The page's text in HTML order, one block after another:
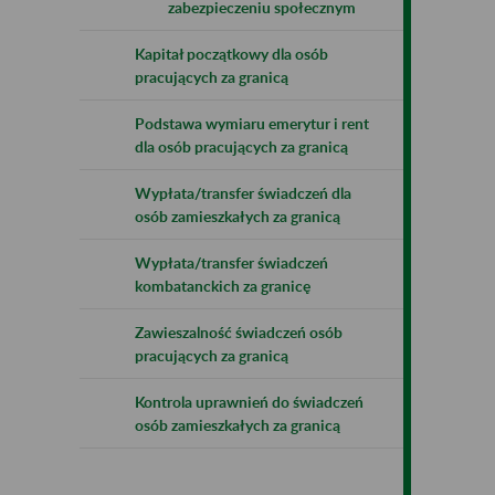
zabezpieczeniu społecznym
Kapitał początkowy dla osób
pracujących za granicą
Podstawa wymiaru emerytur i rent
dla osób pracujących za granicą
Wypłata/transfer świadczeń dla
osób zamieszkałych za granicą
Wypłata/transfer świadczeń
kombatanckich za granicę
Zawieszalność świadczeń osób
pracujących za granicą
Kontrola uprawnień do świadczeń
osób zamieszkałych za granicą